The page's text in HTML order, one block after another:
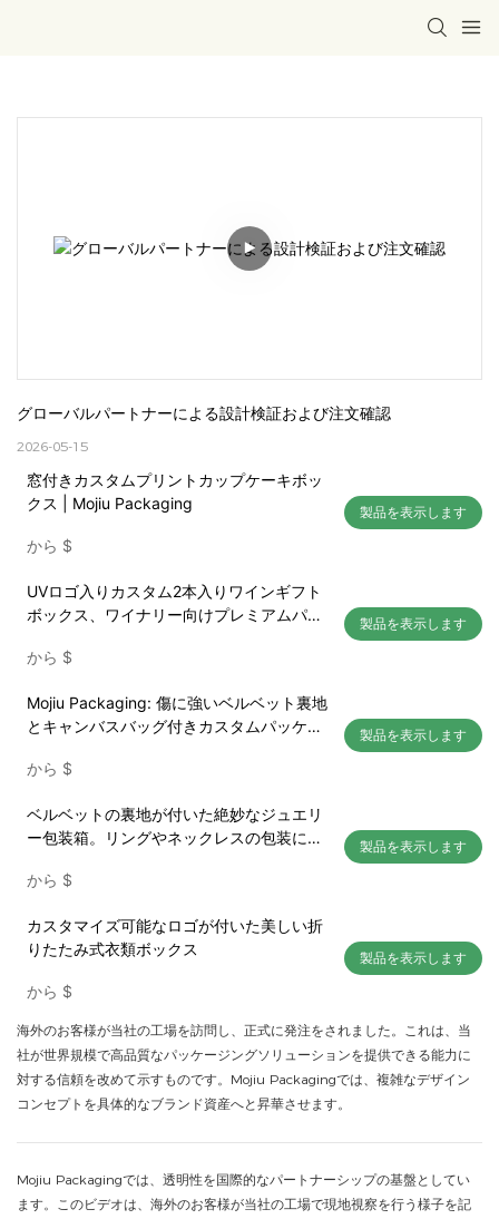
グローバルパートナーによる設計検証および注文確認
2026-05-15
窓付きカスタムプリントカップケーキボッ
クス | Mojiu Packaging
から $
製品を表示します
UVロゴ入りカスタム2本入りワインギフト
ボックス、ワイナリー向けプレミアムパッ
から $
製品を表示します
Mojiu Packaging: 傷に強いベルベット裏地
とキャンバスバッグ付きカスタムパッケー
ンドパッケージ
から $
製品を表示します
ベルベットの裏地が付いた絶妙なジュエリ
ー包装箱。リングやネックレスの包装に適
ています。
から $
製品を表示します
カスタマイズ可能なロゴが付いた美しい折
りたたみ式衣類ボックス
から $
製品を表示します
海外のお客様が当社の工場を訪問し、正式に発注をされました。これは、当
社が世界規模で高品質なパッケージングソリューションを提供できる能力に
対する信頼を改めて示すものです。Mojiu Packagingでは、複雑なデザイン
コンセプトを具体的なブランド資産へと昇華させます。
Mojiu Packagingでは、透明性を国際的なパートナーシップの基盤としてい
ます。このビデオは、海外のお客様が当社の工場で現地視察を行う様子を記